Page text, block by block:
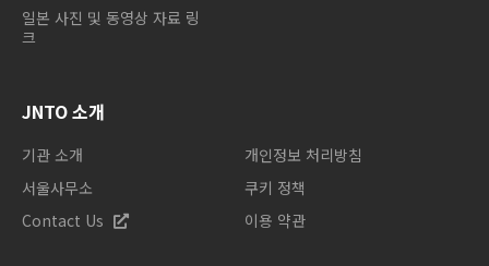
일본 사진 및 동영상 자료 링
크
JNTO 소개
기관 소개
서울사무소
Contact Us
개인정보 처리방침
쿠키 정책
이용 약관